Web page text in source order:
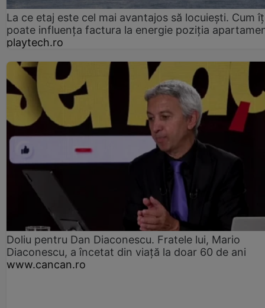
La ce etaj este cel mai avantajos să locuiești. Cum
poate influența factura la energie poziția
playtech.ro
Doliu pentru Dan Diaconescu. Fratele lui, Mario
Diaconescu, a încetat din viață la doar 60 de ani
www.cancan.ro